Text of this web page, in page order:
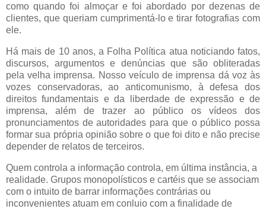
como quando foi almoçar e foi abordado por dezenas de
clientes, que queriam cumprimentá-lo e tirar fotografias com
ele.
Há mais de 10 anos, a Folha Política atua noticiando fatos,
discursos, argumentos e denúncias que são obliteradas
pela velha imprensa. Nosso veículo de imprensa dá voz às
vozes conservadoras, ao anticomunismo, à defesa dos
direitos fundamentais e da liberdade de expressão e de
imprensa, além de trazer ao público os vídeos dos
pronunciamentos de autoridades para que o público possa
formar sua própria opinião sobre o que foi dito e não precise
depender de relatos de terceiros.
Quem controla a informação controla, em última instância, a
realidade. Grupos monopolísticos e cartéis que se associam
com o intuito de barrar informações contrárias ou
inconvenientes atuam em conluio com a finalidade de